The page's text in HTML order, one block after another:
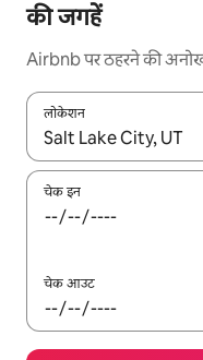
की जगहें
Airbnb पर ठहरने की
लोकेशन
नतीजों के उपलब्ध होने पर,
चेक इन
चेक आउट